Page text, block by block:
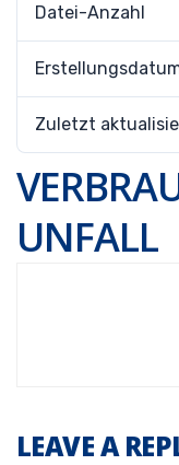
Datei-Anzahl
Zuletzt
UNFALL
LEAVE A